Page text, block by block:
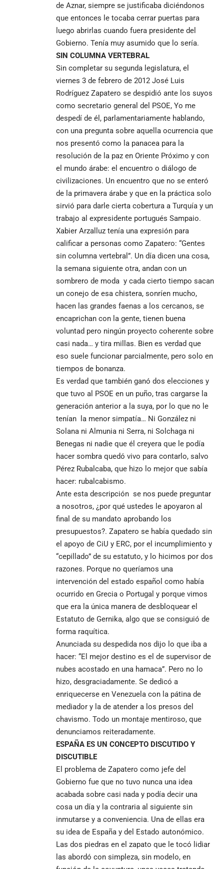
de Aznar, siempre se justificaba diciéndonos
que entonces le tocaba cerrar puertas para
luego abrirlas cuando fuera presidente del
Gobierno. Tenía muy asumido que lo sería.
SIN COLUMNA VERTEBRAL
Sin completar su segunda legislatura, el
viernes 3 de febrero de 2012 José Luis
Rodríguez Zapatero se despidió ante los suyos
como secretario general del PSOE, Yo me
despedí de él, parlamentariamente hablando,
con una pregunta sobre aquella ocurrencia que
nos presentó como la panacea para la
resolución de la paz en Oriente Próximo y con
el mundo árabe: el encuentro o diálogo de
civilizaciones. Un encuentro que no se enteró
de la primavera árabe y que en la práctica solo
sirvió para darle cierta cobertura a Turquía y un
trabajo al expresidente portugués Sampaio.
Xabier Arzalluz tenía una expresión para
calificar a personas como Zapatero: “Gentes
sin columna vertebral”. Un día dicen una cosa,
la semana siguiente otra, andan con un
sombrero de moda y cada cierto tiempo sacan
un conejo de esa chistera, sonríen mucho,
hacen las grandes faenas a los cercanos, se
encaprichan con la gente, tienen buena
voluntad pero ningún proyecto coherente sobre
casi nada… y tira millas. Bien es verdad que
eso suele funcionar parcialmente, pero solo en
tiempos de bonanza.
Es verdad que también ganó dos elecciones y
que tuvo al PSOE en un puño, tras cargarse la
generación anterior a la suya, por lo que no le
tenían la menor simpatía… Ni González ni
Solana ni Almunia ni Serra, ni Solchaga ni
Benegas ni nadie que él creyera que le podía
hacer sombra quedó vivo para contarlo, salvo
Pérez Rubalcaba, que hizo lo mejor que sabía
hacer: rubalcabismo.
Ante esta descripción se nos puede preguntar
a nosotros, ¿por qué ustedes le apoyaron al
final de su mandato aprobando los
presupuestos?. Zapatero se había quedado sin
el apoyo de CiU y ERC, por el incumplimiento y
“cepillado” de su estatuto, y lo hicimos por dos
razones. Porque no queríamos una
intervención del estado español como había
ocurrido en Grecia o Portugal y porque vimos
que era la única manera de desbloquear el
Estatuto de Gernika, algo que se consiguió de
forma raquítica.
Anunciada su despedida nos dijo lo que iba a
hacer: “El mejor destino es el de supervisor de
nubes acostado en una hamaca”. Pero no lo
hizo, desgraciadamente. Se dedicó a
enriquecerse en Venezuela con la pátina de
mediador y la de atender a los presos del
chavismo. Todo un montaje mentiroso, que
denunciamos reiteradamente.
ESPAÑA ES UN CONCEPTO DISCUTIDO Y
DISCUTIBLE
El problema de Zapatero como jefe del
Gobierno fue que no tuvo nunca una idea
acabada sobre casi nada y podía decir una
cosa un día y la contraria al siguiente sin
inmutarse y a conveniencia. Una de ellas era
su idea de España y del Estado autonómico.
Las dos piedras en el zapato que le tocó lidiar
las abordó con simpleza, sin modelo, en